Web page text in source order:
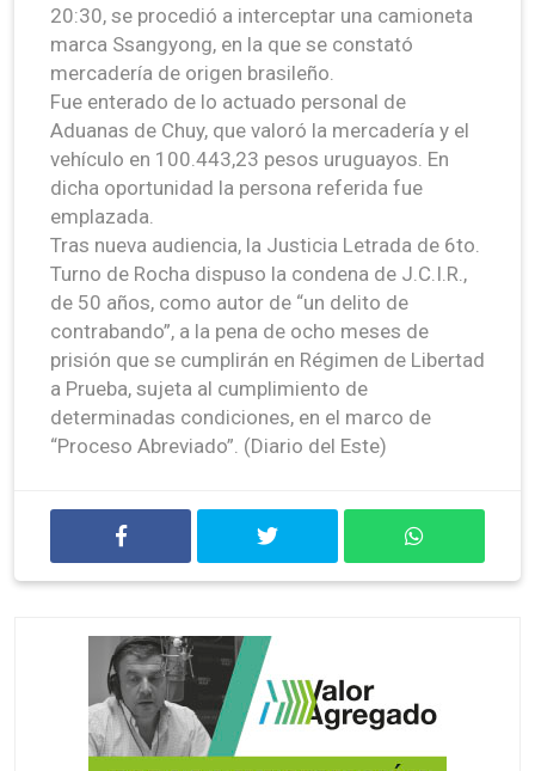
20:30, se procedió a interceptar una camioneta
marca Ssangyong, en la que se constató
mercadería de origen brasileño.
Fue enterado de lo actuado personal de
Aduanas de Chuy, que valoró la mercadería y el
vehículo en 100.443,23 pesos uruguayos. En
dicha oportunidad la persona referida fue
emplazada.
Tras nueva audiencia, la Justicia Letrada de 6to.
Turno de Rocha dispuso la condena de J.C.I.R.,
de 50 años, como autor de “un delito de
contrabando”, a la pena de ocho meses de
prisión que se cumplirán en Régimen de Libertad
a Prueba, sujeta al cumplimiento de
determinadas condiciones, en el marco de
“Proceso Abreviado”. (Diario del Este)